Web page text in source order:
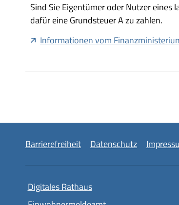
Sind Sie Eigentümer oder Nutzer
dafür eine Grundsteuer A zu zahlen.
Informationen vom
Barrierefreiheit Datenschutz
Digitales Rathaus